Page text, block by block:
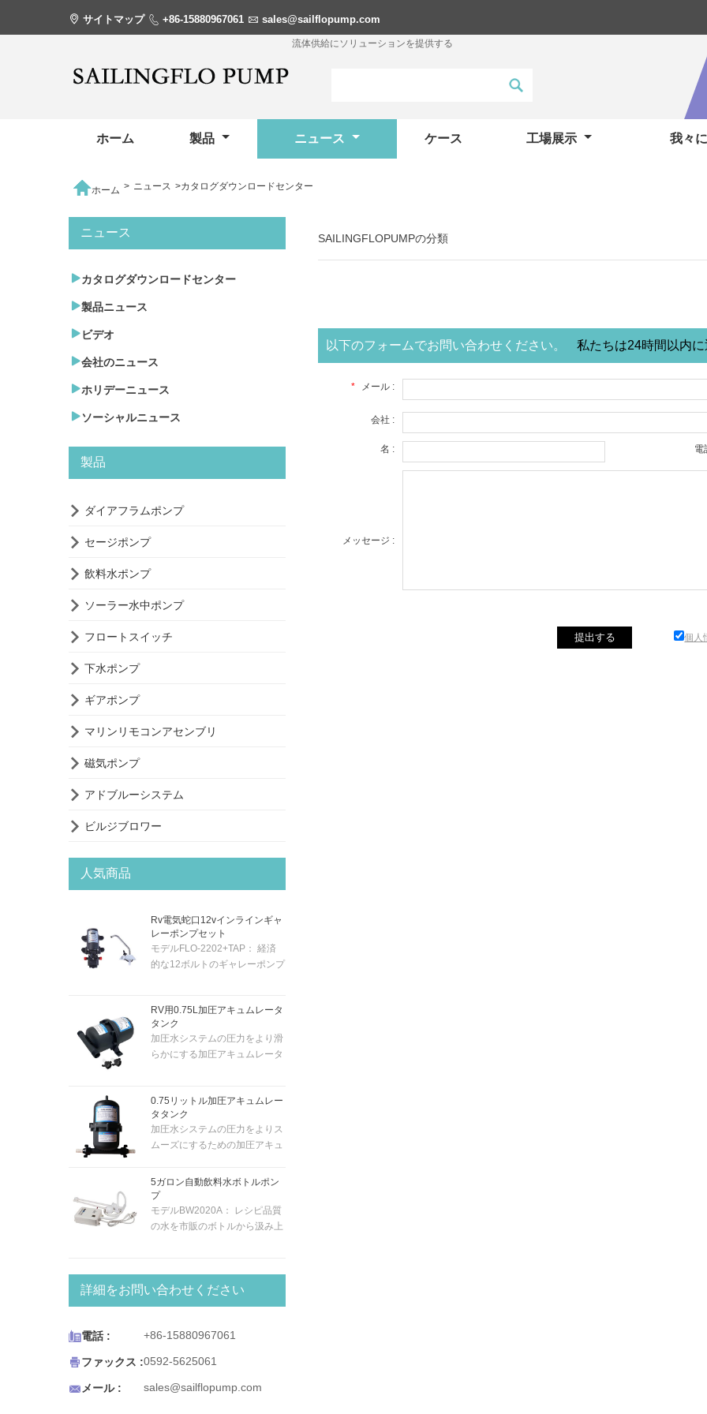
 サイトマップ  +86-15880967061  sales@sailflopump.com
流体供給にソリューションを提供する
ホーム 製品 ニュース ケース 工場展示 我々
ホーム > ニュース >カタログダウンロードセンター
SAILINGFLOPUMPの分類
以下のフォームでお問い合わせください。 私たちは24時間以内に
* メール :
会社 :
名 : 電
メッセージ :
個人
ニュース
カタログダウンロードセンター
製品ニュース
ビデオ
会社のニュース
ホリデーニュース
ソーシャルニュース
製品
 ダイアフラムポンプ
 セージポンプ
 飲料水ポンプ
 ソーラー水中ポンプ
 フロートスイッチ
 下水ポンプ
 ギアポンプ
 マリンリモコンアセンブリ
 磁気ポンプ
 アドブルーシステム
 ビルジブロワー
人気商品
Rv電気蛇口12vインラインギャ
レーポンプセット
モデルFLO-2202+TAP： 経済
的な12ボルトのギャレーポンプ
付属しています。そのため、蛇
口のトグルスイッチでポンプを
自動的にアクティブにすること
ができます。ポンプは「セルフ
どこにでも取り付けることがで
きます...給水から最大1.5m上に
あります。5メートルのヘッド
で毎分最大4.3リットルを供給
ます。
RV用0.75L加圧アキュムレータ
タンク
加圧水システムの圧力をより滑
らかにする加圧アキュムレータ
ム膜付き。スナップインポート
の耐久性のあるフィッティング
により、新旧のシステムに簡単
に取り付けられます。
0.75リットル加圧アキュムレー
タタンク
加圧水システムの圧力をよりス
ムーズにするための加圧アキュ
ールのシステムに適していま
す。内部ゴム膜付き。スナップ
インポートの耐久性のあるフィ
ッティングを備えた新旧のシス
5ガロン自動飲料水ボトルポン
プ
モデルBW2020A： レシピ品質
の水を市販のボトルから汲み上
す。BWシリーズのボトル入り
飲料水システムは、コーヒー/
ティーメーカー、冷蔵庫の氷と
ソカート、ポータブルシンク、
とするあらゆる用途で機能する
ように設計されています。 BW
詳細をお問い合わせください
電話 : +86-15880967061
ファックス :0592-5625061
 メール : sales@sailflopump.com